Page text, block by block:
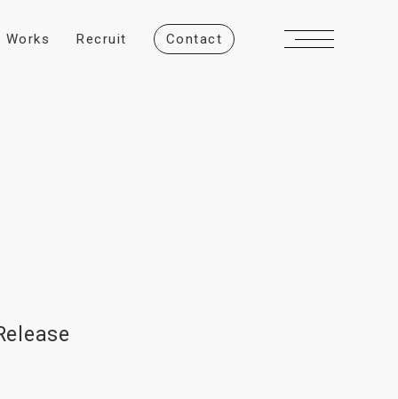
Works Recruit Contact